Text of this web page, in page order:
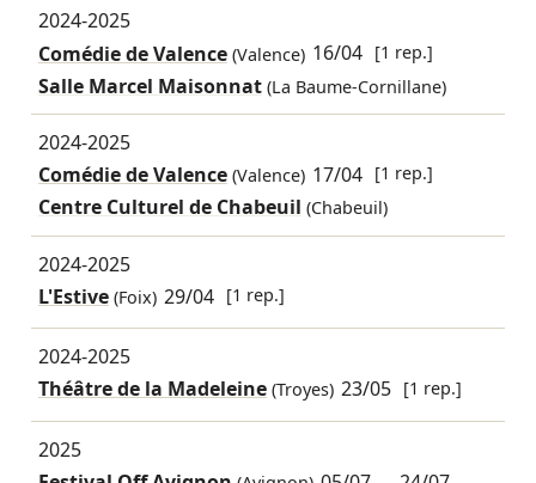
2024-2025
Comédie de Valence(Valence) 16/04 [1 rep.]
Salle Marcel Maisonnat (La Baume-Cornillane)
2024-2025
Comédie de Valence(Valence) 17/04 [1 rep.]
Centre Culturel de Chabeuil (Chabeuil)
2024-2025
L'Estive(Foix) 29/04 [1 rep.]
2024-2025
Théâtre de la Madeleine(Troyes) 23/05 [1 rep.]
2025